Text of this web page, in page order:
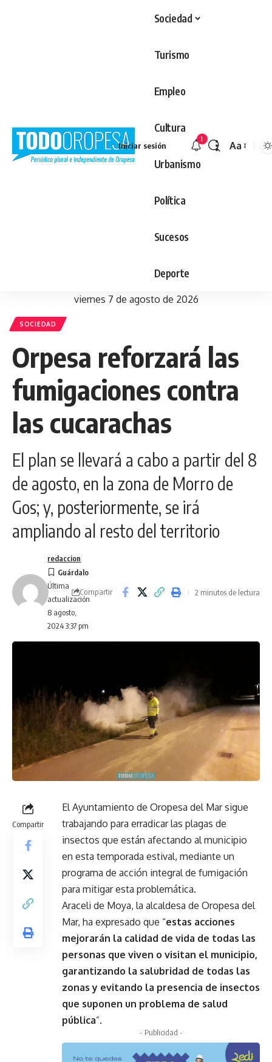
Sociedad
Turismo
Empleo
Cultura
Urbanismo
Política
Sucesos
Deporte
Iniciar sesión
1
Aa
viernes 7 de agosto de 2026
SOCIEDAD
Orpesa reforzará las
fumigaciones contra
las cucarachas
El plan se llevará a cabo a partir del 8
de agosto, en la zona de Morro de
Gos; y, posteriormente, se irá
ampliando al resto del territorio
Última
actualización
8 agosto,
2024 3:37 pm
redaccion
Compartir 2 minutos de lectura
Compartir
El Ayuntamiento de Oropesa del Mar sigue
trabajando para erradicar las plagas de
insectos que están afectando al municipio
en esta temporada estival, mediante un
programa de acción integral de fumigación
para mitigar esta problemática.
Araceli de Moya, la alcaldesa de Oropesa del
Mar, ha expresado que “estas acciones
mejorarán la calidad de vida de todas las
personas que viven o visitan el municipio,
garantizando la salubridad de todas las
zonas y evitando la presencia de insectos
que suponen un problema de salud
pública”.
- Publicidad -